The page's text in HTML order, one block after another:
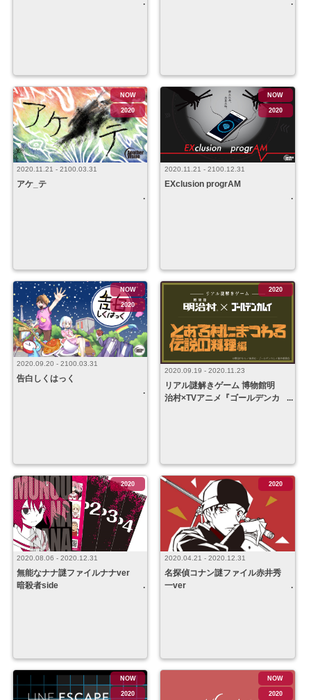
2020.11.21 - 2100.03.31
アケ_テ
NOW
2020
2020.11.21 - 2100.12.31
EXclusion progrAM
NOW
2020
2020.09.20 - 2100.03.31
告白しくはっく
NOW
2020
2020.09.19 - 2020.11.23
リアル謎解きゲーム 博物館明
治村×TVアニメ『ゴールデンカ
2020
2020.08.06 - 2020.12.31
無能なナナ謎ファイルナナver
暗殺者side
2020
2020.04.21 - 2020.12.31
名探偵コナン謎ファイル赤井秀
一ver
2020
NOW
2020
NOW
2020